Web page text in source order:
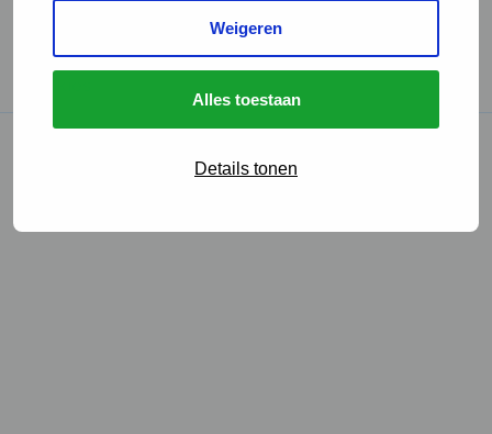
Weigeren
Alles toestaan
Details tonen
GGD Reisvaccinaties